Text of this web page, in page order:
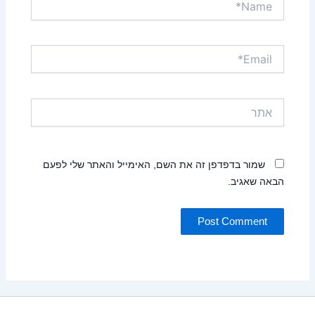
שמור בדפדפן זה את השם, האימייל והאתר שלי לפעם
הבאה שאגיב.